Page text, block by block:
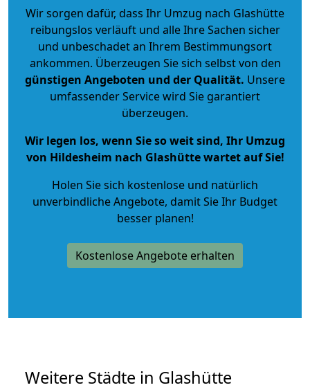
Wir sorgen dafür, dass Ihr Umzug nach Glashütte
reibungslos verläuft und alle Ihre Sachen sicher
und unbeschadet an Ihrem Bestimmungsort
ankommen. Überzeugen Sie sich selbst von den
günstigen Angeboten und der Qualität. Unsere
umfassender Service wird Sie garantiert
überzeugen.
Wir legen los, wenn Sie so weit sind, Ihr Umzug
von Hildesheim nach Glashütte wartet auf Sie!
Holen Sie sich kostenlose und natürlich
unverbindliche Angebote, damit Sie Ihr Budget
besser planen!
Kostenlose Angebote erhalten
Weitere Städte in Glashütte